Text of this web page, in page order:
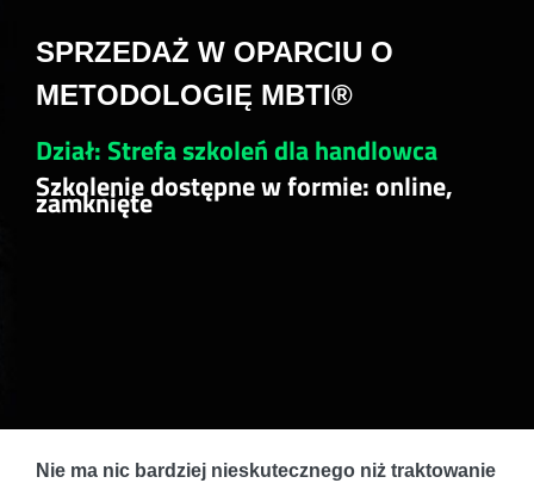
SPRZEDAŻ W OPARCIU O
METODOLOGIĘ MBTI®
Dział: Strefa szkoleń dla handlowca
Szkolenie dostępne w formie: online,
zamknięte
Nie ma nic bardziej nieskutecznego niż traktowanie